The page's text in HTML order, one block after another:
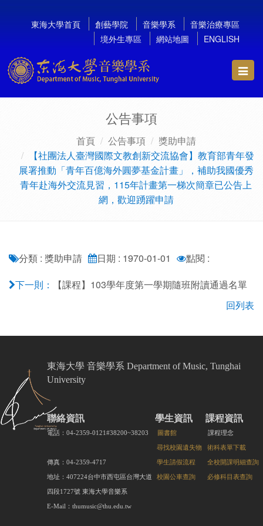
東海大學首頁 創藝學院 音樂學系
音樂治療專區
境外生專區
網站地圖 ENGLISH
公告事項
首頁 公告事項
獎助申請
【社團法人臺灣國際文教創新交流協會】教育部青年發
展署推動「青年百億海外圓夢基金計畫」，補助我國優秀
青年赴海外交流見習，115年計畫第一梯次簡章已公告上
網，歡迎踴躍申請
分類 : 獎助申請 日期 : 1970-01-01 點閱 :
下一則：
【課程】103學年度第一學期隨班附讀通過名單
回列表
東海大學 音樂學系 Department of Music, Tunghai
University
聯絡資訊
電話：04-2359-0121#38200~38203
傳真：04-2359-4717
地址：407224台中市西屯區台灣大道
四段1727號 東海大學音樂系
E-Mail：thumusic@thu.edu.tw
學生資訊
圖書館
尋找校園遺失物
學生請假流程
校園公車查詢
課程資訊
課程理念
術科表單下載
全校開課明細查詢
必修科目表查詢